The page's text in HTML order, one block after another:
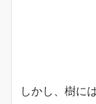
しかし、樹に